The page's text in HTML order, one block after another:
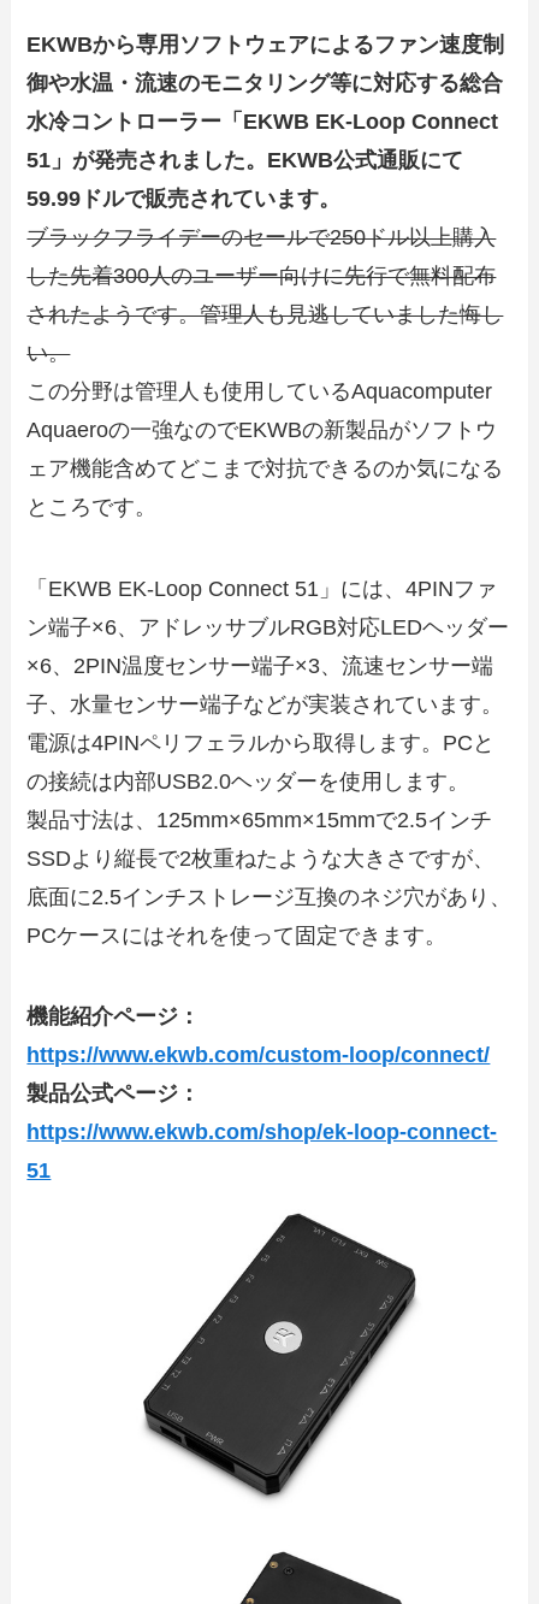
EKWBから専用ソフトウェアによるファン速度制
御や水温・流速のモニタリング等に対応する総合
水冷コントローラー「EKWB EK-Loop Connect
51」が発売されました。EKWB公式通販にて
59.99ドルで販売されています。
ブラックフライデーのセールで250ドル以上購入
した先着300人のユーザー向けに先行で無料配布
されたようです。管理人も見逃していました悔し
い。
この分野は管理人も使用しているAquacomputer
Aquaeroの一強なのでEKWBの新製品がソフトウ
ェア機能含めてどこまで対抗できるのか気になる
ところです。
「EKWB EK-Loop Connect 51」には、4PINファ
ン端子×6、アドレッサブルRGB対応LEDヘッダー
×6、2PIN温度センサー端子×3、流速センサー端
子、水量センサー端子などが実装されています。
電源は4PINペリフェラルから取得します。PCと
の接続は内部USB2.0ヘッダーを使用します。
製品寸法は、125mm×65mm×15mmで2.5インチ
SSDより縦長で2枚重ねたような大きさですが、
底面に2.5インチストレージ互換のネジ穴があり、
PCケースにはそれを使って固定できます。
機能紹介ページ：
https://www.ekwb.com/custom-loop/connect/
製品公式ページ：
https://www.ekwb.com/shop/ek-loop-connect-
51